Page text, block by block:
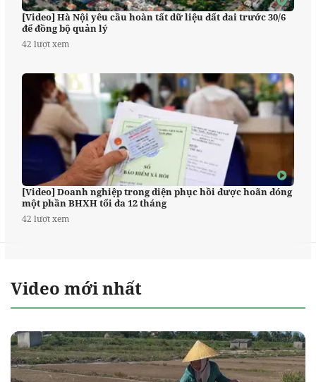
[Video] Hà Nội yêu cầu hoàn tất dữ liệu đất đai trước 30/6
để đồng bộ quản lý
42 lượt xem
[Video] Doanh nghiệp trong diện phục hồi được hoãn đóng
một phần BHXH tối đa 12 tháng
42 lượt xem
Video mới nhất